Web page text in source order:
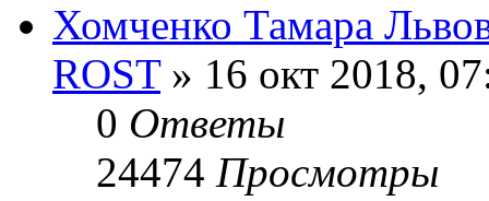
Хомченко Тамара
ROST» 16 окт 2018,
0 Ответы
24474 Просмотры